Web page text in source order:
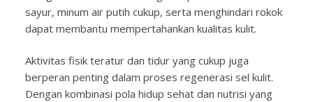
sayur, minum air putih cukup, serta menghindari rokok
dapat membantu mempertahankan kualitas kulit.
Aktivitas fisik teratur dan tidur yang cukup juga
berperan penting dalam proses regenerasi sel kulit.
Dengan kombinasi pola hidup sehat dan nutrisi yang